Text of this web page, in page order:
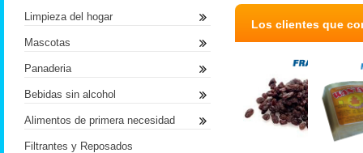
Los clientes que
Limpieza del hogar
Mascotas
Panaderia
Bebidas sin alcohol
Alimentos de primera necesidad
Filtrantes y Reposados